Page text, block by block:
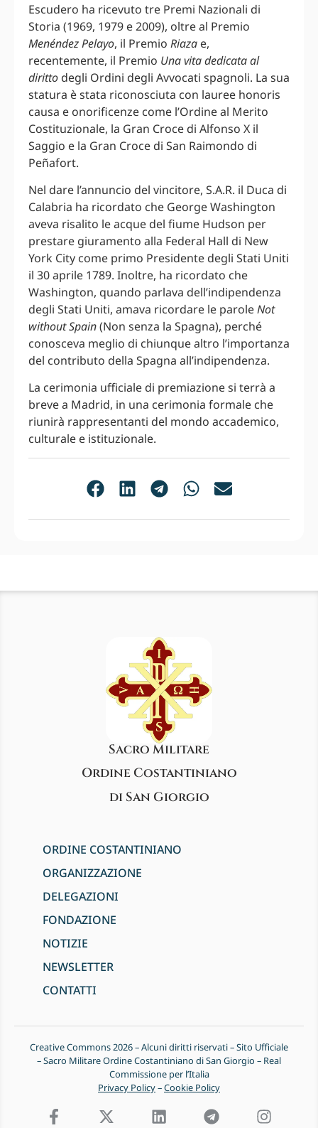
Escudero ha ricevuto tre Premi Nazionali di
Storia (1969, 1979 e 2009), oltre al Premio
Menéndez Pelayo, il Premio Riaza e,
recentemente, il Premio Una vita dedicata al
diritto degli Ordini degli Avvocati spagnoli. La sua
statura è stata riconosciuta con lauree honoris
causa e onorificenze come l’Ordine al Merito
Costituzionale, la Gran Croce di Alfonso X il
Saggio e la Gran Croce di San Raimondo di
Peñafort.
Nel dare l’annuncio del vincitore, S.A.R. il Duca di
Calabria ha ricordato che George Washington
aveva risalito le acque del fiume Hudson per
prestare giuramento alla Federal Hall di New
York City come primo Presidente degli Stati Uniti
il 30 aprile 1789. Inoltre, ha ricordato che
Washington, quando parlava dell’indipendenza
degli Stati Uniti, amava ricordare le paroleNot
without Spain(Non senza la Spagna), perché
conosceva meglio di chiunque altro l’importanza
del contributo della Spagna all’indipendenza.
La cerimonia ufficiale di premiazione si terrà a
breve a Madrid, in una cerimonia formale che
riunirà rappresentanti del mondo accademico,
culturale e istituzionale.
Sacro Militare
Ordine Costantiniano
di San Giorgio
ORDINE COSTANTINIANO
ORGANIZZAZIONE
DELEGAZIONI
FONDAZIONE
NOTIZIE
NEWSLETTER
CONTATTI
Creative Commons 2026 – Alcuni diritti riservati – Sito Ufficiale
– Sacro Militare Ordine Costantiniano di San Giorgio – Real
Commissione per l’Italia
Privacy Policy–Cookie Policy